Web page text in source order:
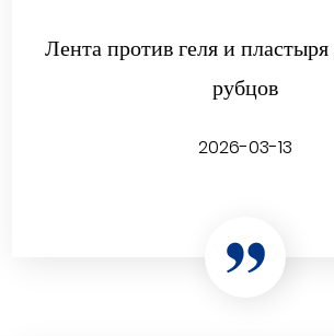
Лента против геля и пластыря
рубцов
2026-03-13